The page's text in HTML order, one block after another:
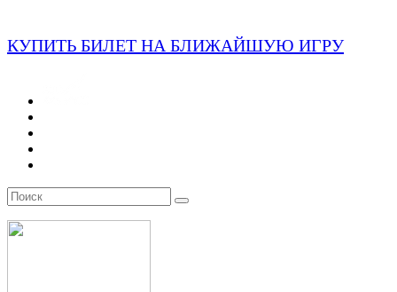
КУПИТЬ БИЛЕТ НА БЛИЖАЙШУЮ ИГРУ